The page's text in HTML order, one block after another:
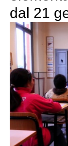
dal 21